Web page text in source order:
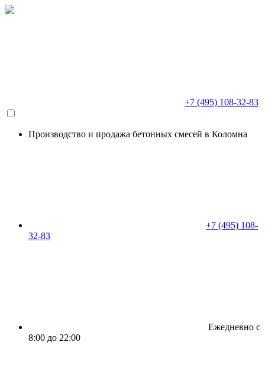
+7 (495) 108-32-83
Производство и продажа бетонных смесей в Коломна
+7 (495) 108-
32-83
Ежедневно с
8:00 до 22:00